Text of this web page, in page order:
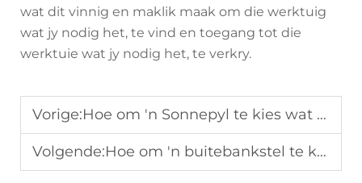
wat dit vinnig en maklik maak om die werktuig
wat jy nodig het, te vind en toegang tot die
werktuie wat jy nodig het, te verkry.
Vorige:Hoe om 'n Sonnepyl te kies wat by die styl van buitelug-ete-stelle pas?
Volgende:Hoe om 'n buitebankstel te kies wat styl en duurzaamheid kombineer?